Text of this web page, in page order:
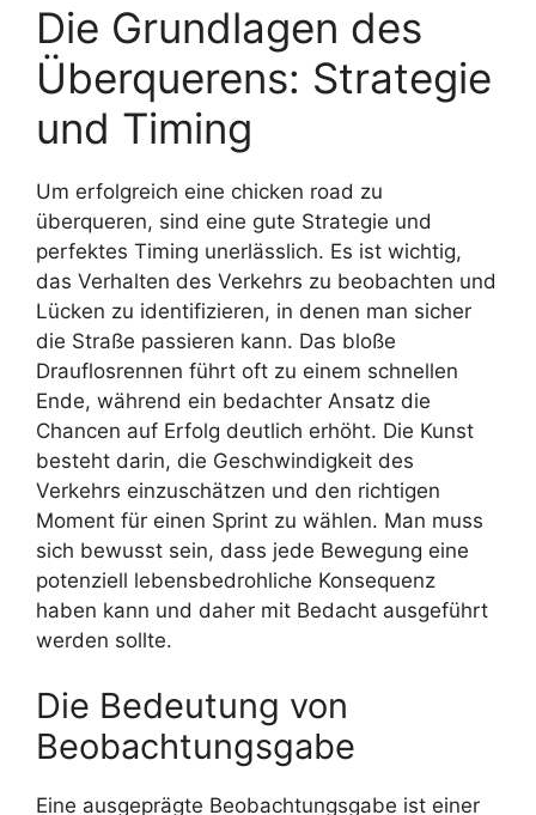
Die Grundlagen des
Überquerens: Strategie
und Timing
Um erfolgreich eine chicken road zu
überqueren, sind eine gute Strategie und
perfektes Timing unerlässlich. Es ist wichtig,
das Verhalten des Verkehrs zu beobachten und
Lücken zu identifizieren, in denen man sicher
die Straße passieren kann. Das bloße
Drauflosrennen führt oft zu einem schnellen
Ende, während ein bedachter Ansatz die
Chancen auf Erfolg deutlich erhöht. Die Kunst
besteht darin, die Geschwindigkeit des
Verkehrs einzuschätzen und den richtigen
Moment für einen Sprint zu wählen. Man muss
sich bewusst sein, dass jede Bewegung eine
potenziell lebensbedrohliche Konsequenz
haben kann und daher mit Bedacht ausgeführt
werden sollte.
Die Bedeutung von
Beobachtungsgabe
Eine ausgeprägte Beobachtungsgabe ist einer